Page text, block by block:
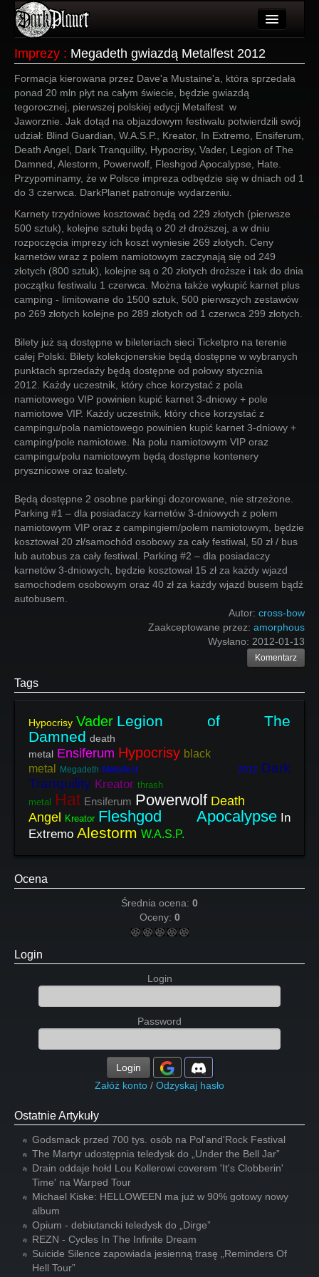
Wydarzenia
Galeria
Forum
Więcej
Login
Imprezy : Megadeth gwiazdą Metalfest 2012
Formacja kierowana przez Dave'a Mustaine'a, która sprzedała
ponad 20 mln płyt na całym świecie, będzie gwiazdą
tegorocznej, pierwszej polskiej edycji Metalfest w
Jaworznie. Jak dotąd na objazdowym festiwalu potwierdzili swój
udział: Blind Guardian, W.A.S.P., Kreator, In Extremo, Ensiferum,
Death Angel, Dark Tranquility, Hypocrisy, Vader, Legion of The
Damned, Alestorm, Powerwolf, Fleshgod Apocalypse, Hate.
Przypominamy, że w Polsce impreza odbędzie się w dniach od 1
do 3 czerwca. DarkPlanet patronuje wydarzeniu.
Karnety trzydniowe kosztować będą od 229 złotych (pierwsze
500 sztuk), kolejne sztuki będą o 20 zł droższej, a w dniu
rozpoczęcia imprezy ich koszt wyniesie 269 złotych. Ceny
karnetów wraz z polem namiotowym zaczynają się od 249
złotych (800 sztuk), kolejne są o 20 złotych droższe i tak do dnia
początku festiwalu 1 czerwca. Można także wykupić karnet plus
camping - limitowane do 1500 sztuk, 500 pierwszych zestawów
po 269 złotych kolejne po 289 złotych od 1 czerwca 299 złotych.
Bilety już są dostępne w bileteriach sieci Ticketpro na terenie
całej Polski. Bilety kolekcjonerskie będą dostępne w wybranych
punktach sprzedaży będą dostępne od połowy stycznia
2012. Każdy uczestnik, który chce korzystać z pola
namiotowego VIP powinien kupić karnet 3-dniowy + pole
namiotowe VIP. Każdy uczestnik, który chce korzystać z
campingu/pola namiotowego powinien kupić karnet 3-dniowy +
camping/pole namiotowe. Na polu namiotowym VIP oraz
campingu/polu namiotowym będą dostępne kontenery
prysznicowe oraz toalety.
Będą dostępne 2 osobne parkingi dozorowane, nie strzeżone.
Parking #1 – dla posiadaczy karnetów 3-dniowych z polem
namiotowym VIP oraz z campingiem/polem namiotowym, będzie
kosztował 20 zł/samochód osobowy za cały festiwal, 50 zł / bus
lub autobus za cały festiwal. Parking #2 – dla posiadaczy
karnetów 3-dniowych, będzie kosztował 15 zł za każdy wjazd
samochodem osobowym oraz 40 zł za każdy wjazd busem bądź
autobusem.
Autor: cross-bow
Zaakceptowane przez: amorphous
Wysłano: 2012-01-13
Komentarz
Tags
Hypocrisy Vader Legion of The
Damned death
metal Ensiferum Hypocrisy black
metal
Megadeth Metalfest 2012 Dark
Tranquility Kreator thrash
metal
Hat Ensiferum Powerwolf Death
Angel
Kreator Fleshgod Apocalypse In
Extremo Alestorm W.A.S.P.
Ocena
Średnia ocena: 0
Oceny: 0
Login
Login
Password
Login
Załóż konto / Odzyskaj hasło
Ostatnie Artykuły
Godsmack przed 700 tys. osób na Pol'and'Rock Festival
The Martyr udostępnia teledysk do „Under the Bell Jar”
Drain oddaje hołd Lou Kollerowi coverem 'It's Clobberin'
Time' na Warped Tour
Michael Kiske: HELLOWEEN ma już w 90% gotowy nowy
album
Opium - debiutancki teledysk do „Dirge”
REZN - Cycles In The Infinite Dream
Suicide Silence zapowiada jesienną trasę „Reminders Of
Hell Tour”